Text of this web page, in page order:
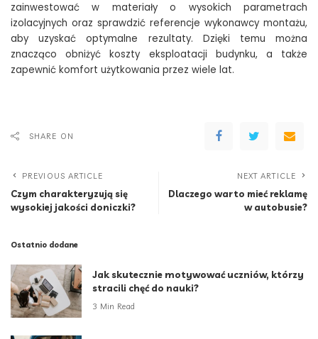
zainwestować w materiały o wysokich parametrach
izolacyjnych oraz sprawdzić referencje wykonawcy montażu,
aby uzyskać optymalne rezultaty. Dzięki temu można
znacząco obniżyć koszty eksploatacji budynku, a także
zapewnić komfort użytkowania przez wiele lat.
SHARE ON
PREVIOUS ARTICLE
Czym charakteryzują się
wysokiej jakości doniczki?
NEXT ARTICLE
Dlaczego warto mieć reklamę
w autobusie?
Ostatnio dodane
Jak skutecznie motywować uczniów, którzy
stracili chęć do nauki?
3 Min Read